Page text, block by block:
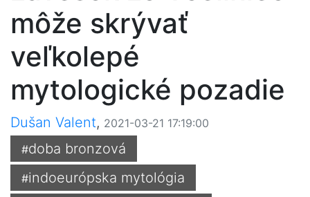
môže skrývať
veľkolepé
mytologické pozadie
Dušan Valent, 2021-03-21 17:19:00
#doba bronzová
#indoeurópska mytológia